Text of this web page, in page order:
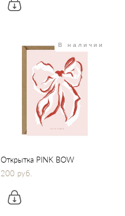
В наличии
Открытка PINK BOW
200 pуб.